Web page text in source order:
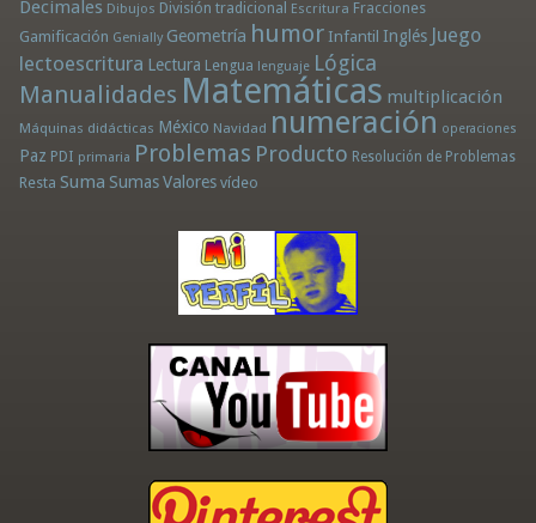
Decimales Dibujos División tradicional Escritura Fracciones
Gamificación Genially Geometría humor Infantil Inglés Juego
lectoescritura Lectura Lengua lenguaje Lógica
Manualidades Matemáticas multiplicación
Máquinas didácticas México Navidad numeración operaciones
Paz PDI primaria Problemas Producto Resolución de Problemas
Resta Suma Sumas Valores vídeo